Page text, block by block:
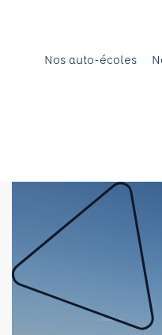
Nos auto-écoles